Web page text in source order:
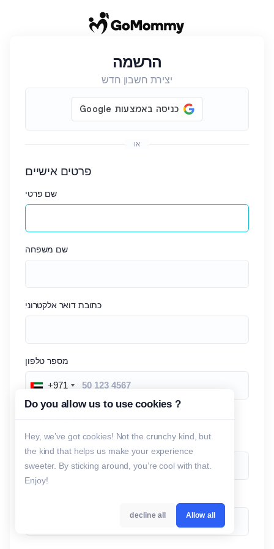
הרשמה
יצירת חשבון חדש
או
פרטים אישיים
שם פרטי
שם משפחה
כתובת דואר אלקטרוני
מספר טלפון
+971
שם חברה (רשות)
Do you allow us to use cookies ?
Hey, we’ve got cookies! Not the crunchy kind, but
the kind that helps us make your experience
sweeter. By sticking around, you’re cool with that.
Enjoy!
decline all Allow all